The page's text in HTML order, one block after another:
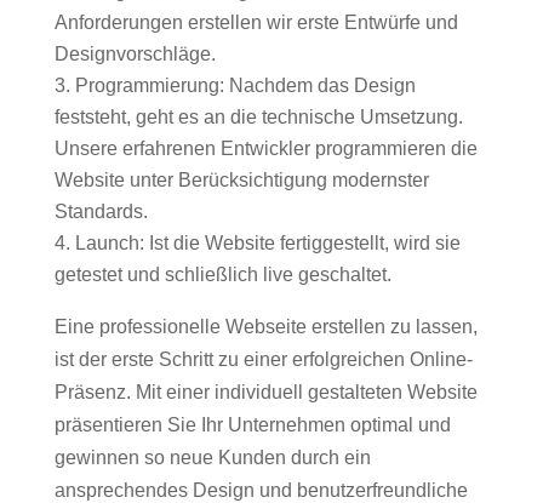
Anforderungen erstellen wir erste Entwürfe und
Designvorschläge.
Programmierung: Nachdem das Design
feststeht, geht es an die technische Umsetzung.
Unsere erfahrenen Entwickler programmieren die
Website unter Berücksichtigung modernster
Standards.
Launch: Ist die Website fertiggestellt, wird sie
getestet und schließlich live geschaltet.
Eine professionelle Webseite erstellen zu lassen,
ist der erste Schritt zu einer erfolgreichen Online-
Präsenz. Mit einer individuell gestalteten Website
präsentieren Sie Ihr Unternehmen optimal und
gewinnen so neue Kunden durch ein
ansprechendes Design und benutzerfreundliche